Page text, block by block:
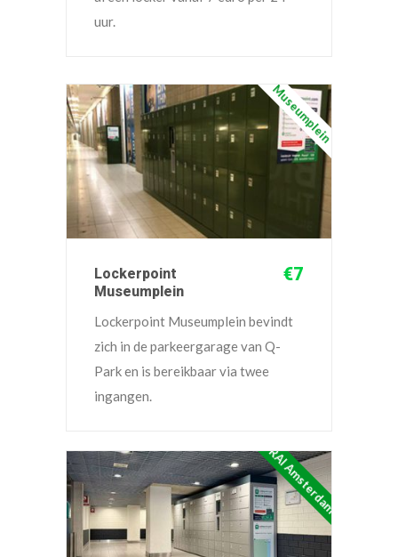
uur.
Museumplein
Lockerpoint
Museumplein
€7
Lockerpoint Museumplein bevindt
zich in de parkeergarage van Q-
Park en is bereikbaar via twee
ingangen.
RAI Amsterdam